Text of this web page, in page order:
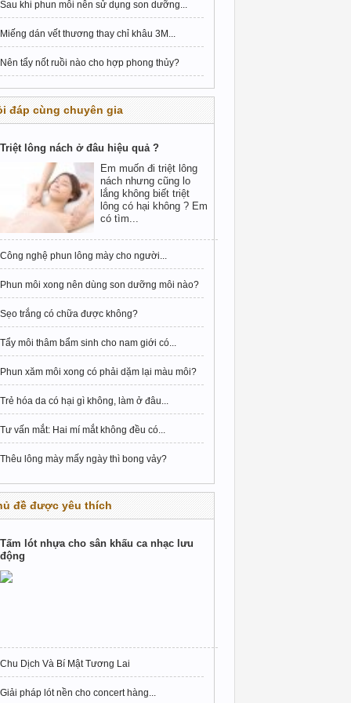
Sau khi phun môi nên sử dụng son dưỡng...
Miếng dán vết thương thay chỉ khâu 3M...
Nên tẩy nốt ruồi nào cho hợp phong thủy?
đáp cùng chuyên gia
Triệt lông nách ở đâu hiệu quả ?
Em muốn đi triệt lông
nách nhưng cũng lo
lắng không biết triệt
lông có hại không ? Em
có tìm...
Công nghệ phun lông mày cho người...
Phun môi xong nên dùng son dưỡng môi nào?
Sẹo trắng có chữa được không?
Tẩy môi thâm bẩm sinh cho nam giới có...
Phun xăm môi xong có phải dặm lại màu môi?
Trẻ hóa da có hại gì không, làm ở đâu...
Tư vấn mắt: Hai mí mắt không đều có...
Thêu lông mày mấy ngày thì bong vảy?
đề được yêu thích
Tấm lót nhựa cho sân khấu ca nhạc lưu
động
Chu Dịch Và Bí Mật Tương Lai
Giải pháp lót nền cho concert hàng...